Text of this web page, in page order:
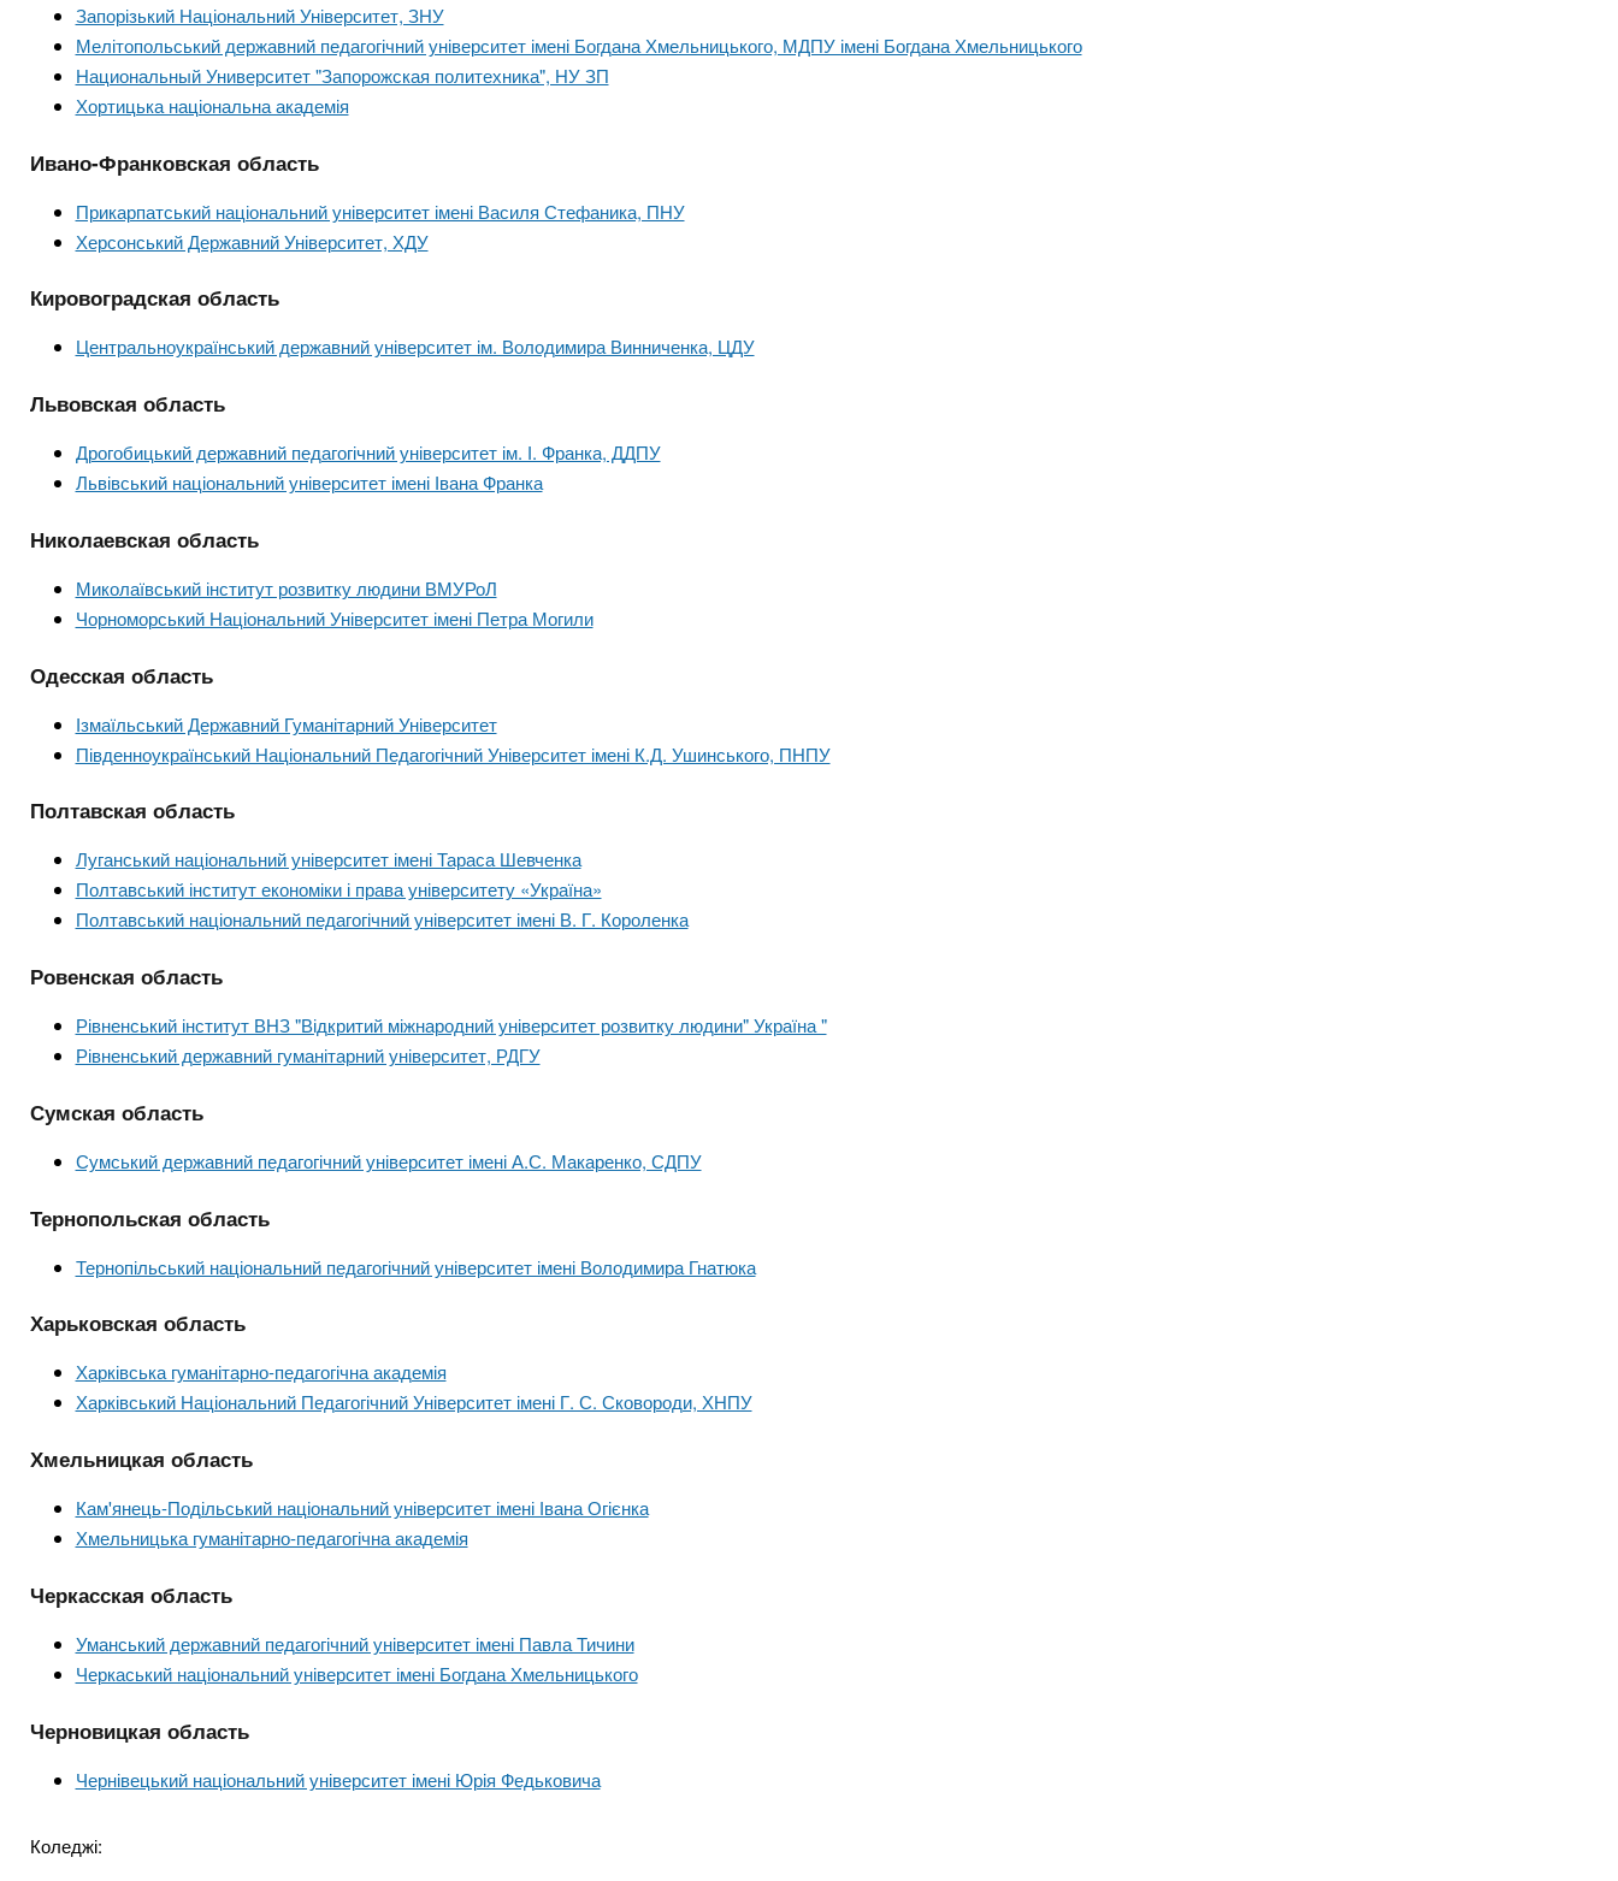
Запорізький Національний Університет, ЗНУ
Мелітопольський державний педагогічний університет імені Богдана Хмельницького, МДПУ імені Богдана Хмельницького
Национальный Университет "Запорожская политехника", НУ ЗП
Хортицька національна академія
Ивано-Франковская область
Прикарпатський національний університет імені Василя Стефаника, ПНУ
Херсонський Державний Університет, ХДУ
Кировоградская область
Центральноукраїнський державний університет ім. Володимира Винниченка, ЦДУ
Львовская область
Дрогобицький державний педагогічний університет ім. І. Франка, ДДПУ
Львівський національний університет імені Івана Франка
Николаевская область
Миколаївський інститут розвитку людини ВМУРоЛ
Чорноморський Національний Університет імені Петра Могили
Одесская область
Ізмаїльський Державний Гуманітарний Університет
Південноукраїнський Національний Педагогічний Університет імені К.Д. Ушинського, ПНПУ
Полтавская область
Луганський національний університет імені Тараса Шевченка
Полтавський інститут економіки і права університету «Україна»
Полтавський національний педагогічний університет імені В. Г. Короленка
Ровенская область
Рівненський інститут ВНЗ "Відкритий міжнародний університет розвитку людини" Україна "
Рівненський державний гуманітарний університет, РДГУ
Сумская область
Сумський державний педагогічний університет імені А.С. Макаренко, СДПУ
Тернопольская область
Тернопільський національний педагогічний університет імені Володимира Гнатюка
Харьковская область
Харківська гуманітарно-педагогічна академія
Харківський Національний Педагогічний Університет імені Г. С. Сковороди, ХНПУ
Хмельницкая область
Кам'янець-Подільський національний університет імені Івана Огієнка
Хмельницька гуманітарно-педагогічна академія
Черкасская область
Уманський державний педагогічний університет імені Павла Тичини
Черкаський національний університет імені Богдана Хмельницького
Черновицкая область
Чернівецький національний університет імені Юрія Федьковича
Коледжі: